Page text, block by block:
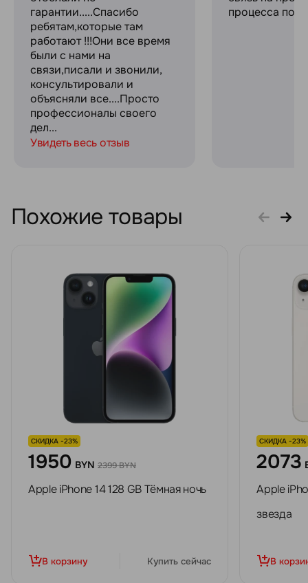
гарантии.....Спасибо
ребятам,которые там
работают !!!Они все время
были с нами на
связи,писали и звонили,
консультировали и
объясняли все....Просто
профессионалы своего
дел...
Увидеть весь отзыв
процесса
Похожие товары
СКИДКА -23%
1950 BYN 2399 BYN
Apple iPhone 14 128 GB Тёмная ночь
В корзину Купить сейчас
СКИДКА -23%
2073
Apple
звезда
В